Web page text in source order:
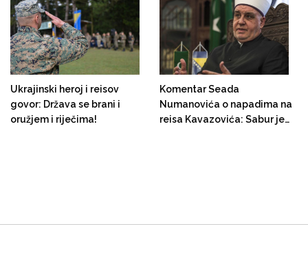
Ukrajinski heroj i reisov
govor: Država se brani i
oružjem i riječima!
Komentar Seada
Numanovića o napadima na
reisa Kavazovića: Sabur je